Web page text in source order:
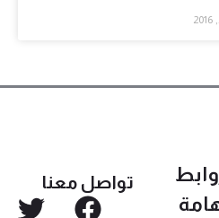
تواصل معنا